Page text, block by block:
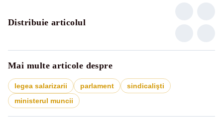
Distribuie articolul
Mai multe articole despre
legea salarizarii parlament
sindicalişti
ministerul muncii